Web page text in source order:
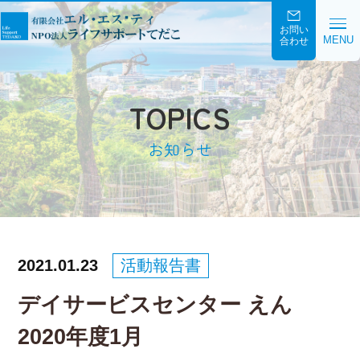
お問い
合わせ
MENU
TOPICS
お知らせ
デイサービスセンター えん
2020年度1月
2021.01.23 活動報告書